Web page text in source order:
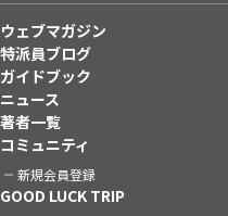
ウェブマガジン
特派員ブログ
ガイドブック
ニュース
著者一覧
コミュニティ
新規会員登録
GOOD LUCK TRIP